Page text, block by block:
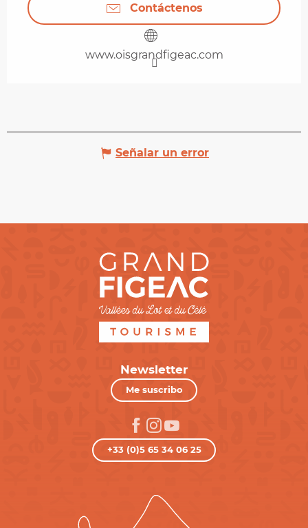
Contáctenos
www.oisgrandfigeac.com
Señalar un error
Newsletter
Me suscribo
+33 (0)5 65 34 06 25